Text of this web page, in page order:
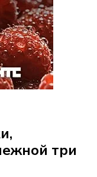
три